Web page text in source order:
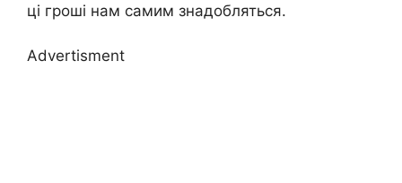
ці гроші нам самим знадобляться.
Advertisment